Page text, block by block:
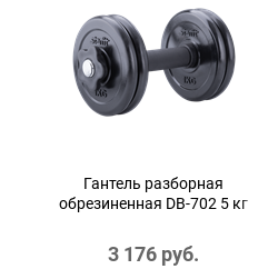
Гантель разборная
обрезиненная DB-702 5 кг
3 176 руб.